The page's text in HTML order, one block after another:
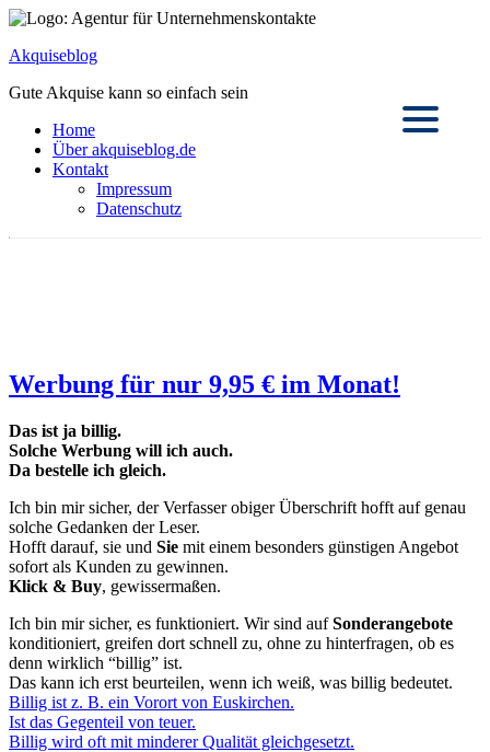
Akquiseblog
Gute Akquise kann so einfach sein
Home
Über akquiseblog.de
Kontakt
Impressum
Datenschutz
Werbung für nur 9,95 € im Monat!
Das ist ja billig.
Solche Werbung will ich auch.
Da bestelle ich gleich.
Ich bin mir sicher, der Verfasser obiger Überschrift hofft auf genau
solche Gedanken der Leser.
Hofft darauf, sie und Sie mit einem besonders günstigen Angebot
sofort als Kunden zu gewinnen.
Klick & Buy, gewissermaßen.
Ich bin mir sicher, es funktioniert. Wir sind aufSonderangebote
konditioniert, greifen dort schnell zu, ohne zu hinterfragen, ob es
denn wirklich “billig” ist.
Das kann ich erst beurteilen, wenn ich weiß, was billig bedeutet.
Billig ist z. B. ein Vorort von Euskirchen.
Ist das Gegenteil von teuer.
Billig wird oft mit minderer Qualität gleichgesetzt.